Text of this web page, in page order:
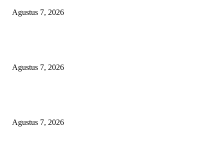
Agustus 7, 2026
Agustus 7, 2026
Agustus 7, 2026